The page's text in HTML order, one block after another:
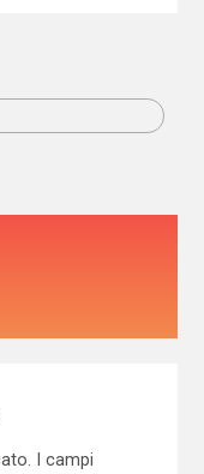
I campi